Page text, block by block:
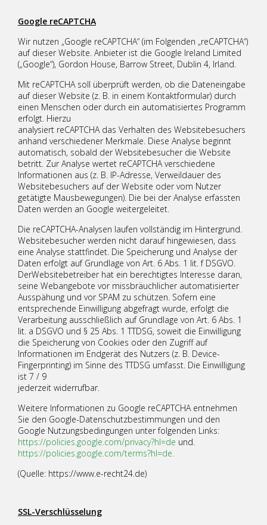
Google reCAPTCHA
Wir nutzen „Google reCAPTCHA“ (im Folgenden „reCAPTCHA“)
auf dieser Website. Anbieter ist die Google Ireland Limited
(„Google“), Gordon House, Barrow Street, Dublin 4, Irland.
Mit reCAPTCHA soll überprüft werden, ob die Dateneingabe
auf dieser Website (z. B. in einem Kontaktformular) durch
einen Menschen oder durch ein automatisiertes Programm
erfolgt. Hierzu
analysiert reCAPTCHA das Verhalten des Websitebesuchers
anhand verschiedener Merkmale. Diese Analyse beginnt
automatisch, sobald der Websitebesucher die Website
betritt. Zur Analyse wertet reCAPTCHA verschiedene
Informationen aus (z. B. IP-Adresse, Verweildauer des
Websitebesuchers auf der Website oder vom Nutzer
getätigte Mausbewegungen). Die bei der Analyse erfassten
Daten werden an Google weitergeleitet.
Die reCAPTCHA-Analysen laufen vollständig im Hintergrund.
Websitebesucher werden nicht darauf hingewiesen, dass
eine Analyse stattfindet. Die Speicherung und Analyse der
Daten erfolgt auf Grundlage von Art. 6 Abs. 1 lit. f DSGVO.
DerWebsitebetreiber hat ein berechtigtes Interesse daran,
seine Webangebote vor missbräuchlicher automatisierter
Ausspähung und vor SPAM zu schützen. Sofern eine
entsprechende Einwilligung abgefragt wurde, erfolgt die
Verarbeitung ausschließlich auf Grundlage von Art. 6 Abs. 1
lit. a DSGVO und § 25 Abs. 1 TTDSG, soweit die Einwilligung
die Speicherung von Cookies oder den Zugriff auf
Informationen im Endgerät des Nutzers (z. B. Device-
Fingerprinting) im Sinne des TTDSG umfasst. Die Einwilligung
ist 7 / 9
jederzeit widerrufbar.
Weitere Informationen zu Google reCAPTCHA entnehmen
Sie den Google-Datenschutzbestimmungen und den
Google Nutzungsbedingungen unter folgenden Links:
https://policies.google.com/privacy?hl=de und.
https://policies.google.com/terms?hl=de.
(Quelle: https://www.e-recht24.de)
SSL-Verschlüsselung